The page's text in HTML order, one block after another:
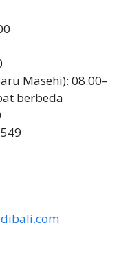
Masehi): 08.00–
berbeda